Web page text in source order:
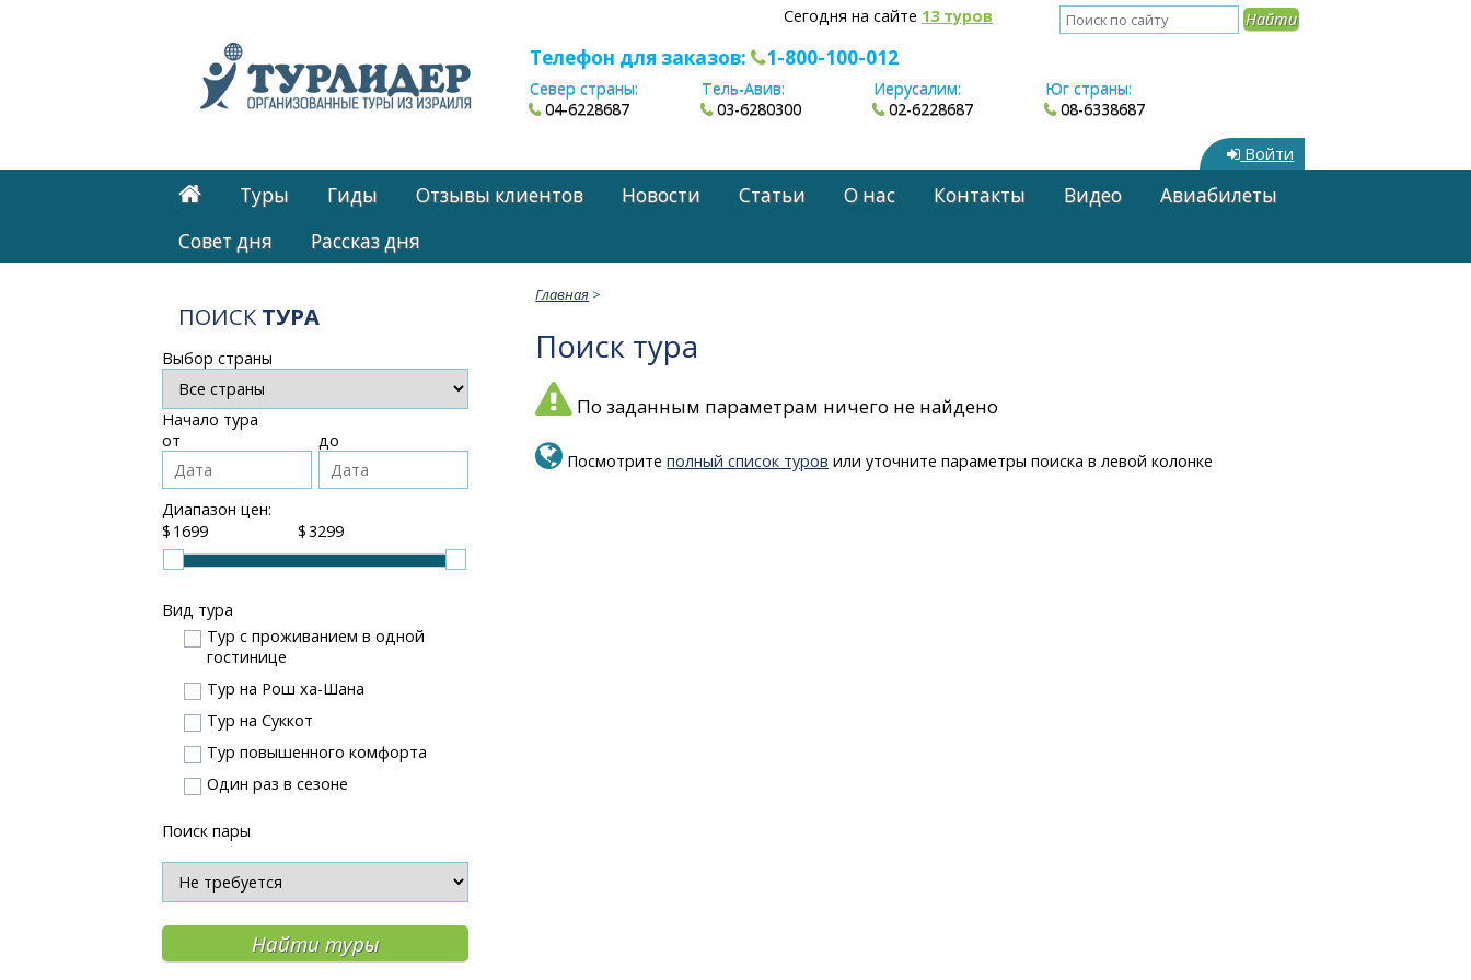
Сегодня на сайте 13 туров
Телефон для заказов: 1-800-100-012
Север страны:
04-6228687
Тель-Авив:
03-6280300
Иерусалим:
02-6228687
Юг страны:
08-6338687
Войти
Туры Гиды Отзывы клиентов Новости Статьи О нас Контакты Видео
Авиабилеты
Cовет дня
Рассказ дня
Главная >
Поиск тура
По заданным параметрам ничего не найдено
Посмотритеполный список туров или уточните параметры поиска в левой колонке
ПОИСК ТУРА
Выбор страны
Начало тура
от
до
Диапазон цен:
$
$
Вид тура
Тур с проживанием в одной
гостинице
Тур на Рош ха-Шана
Тур на Суккот
Тур повышенного комфорта
Один раз в сезоне
Поиск пары